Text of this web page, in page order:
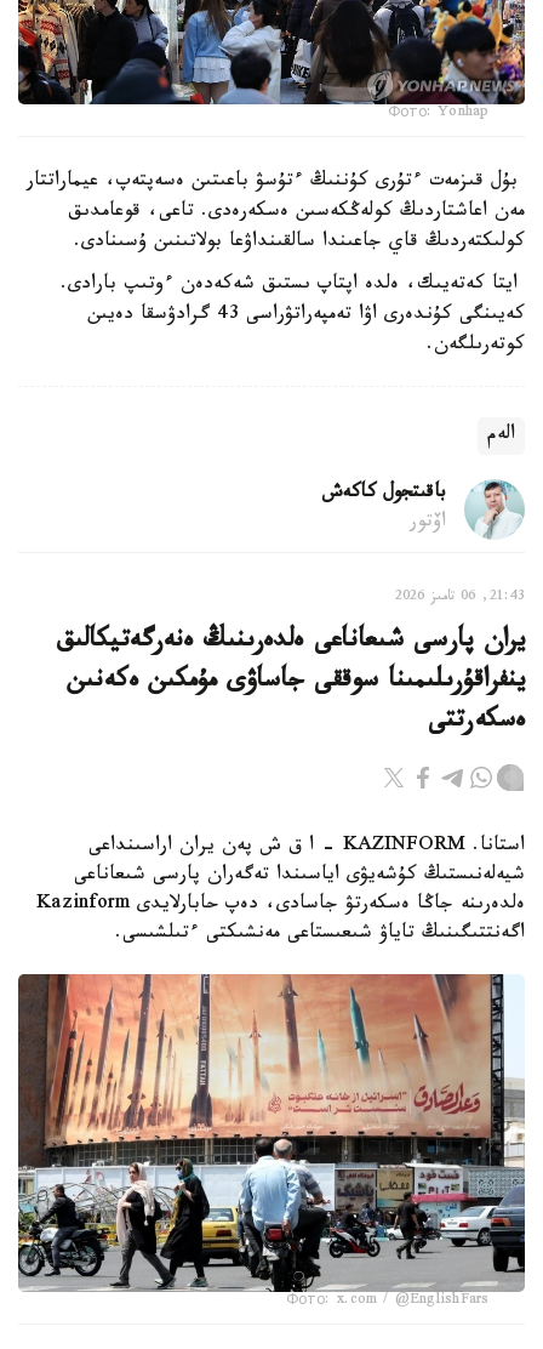
Фото: Yonhap
بۇل قىزمەت ءتۇرى كۇننىڭ ءتۇسۋ باعىتىن ەسەپتەپ، عيماراتتار
مەن اعاشتاردىڭ كولەڭكەسىن ەسكەرەدى. تاعى، قوعامدىق
كولىكتەردىڭ قاي جاعىندا سالقىنداۋعا بولاتىنىن ۇسىنادى.
ايتا كەتەيىك، ەلدە اپتاپ ىستىق شەكەدەن ءوتىپ بارادى.
كەيىنگى كۇندەرى اۋا تەمپەراتۋراسى 43 گرادۋسقا دەيىن
كوتەرىلگەن.
الەم
باقىتجول كاكەش
اۆتور
21:43, 06 تامىز 2026
يران پارسى شىعاناعى ەلدەرىنىڭ ەنەرگەتيكالىق
ينفراقۇرىلىمىنا سوققى جاساۋى مۇمكىن ەكەنىن
ەسكەرتتى
استانا. KAZINFORM - ا ق ش پەن يران اراسىنداعى
شيەلەنىستىڭ كۇشەيۋى اياسىندا تەگەران پارسى شىعاناعى
ەلدەرىنە جاڭا ەسكەرتۋ جاسادى، دەپ حابارلايدى Kazinform
اگەنتتىگىنىڭ تاياۋ شىعىستاعى مەنشىكتى ءتىلشىسى.
Фото: x.com / @EnglishFars